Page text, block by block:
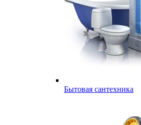
Бытовая сантехника